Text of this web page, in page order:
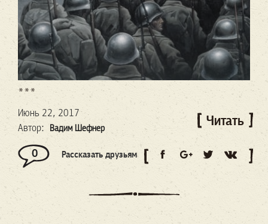
***
Июнь 22, 2017
Автор:
Вадим Шефнер Читать
0 Рассказать друзьям